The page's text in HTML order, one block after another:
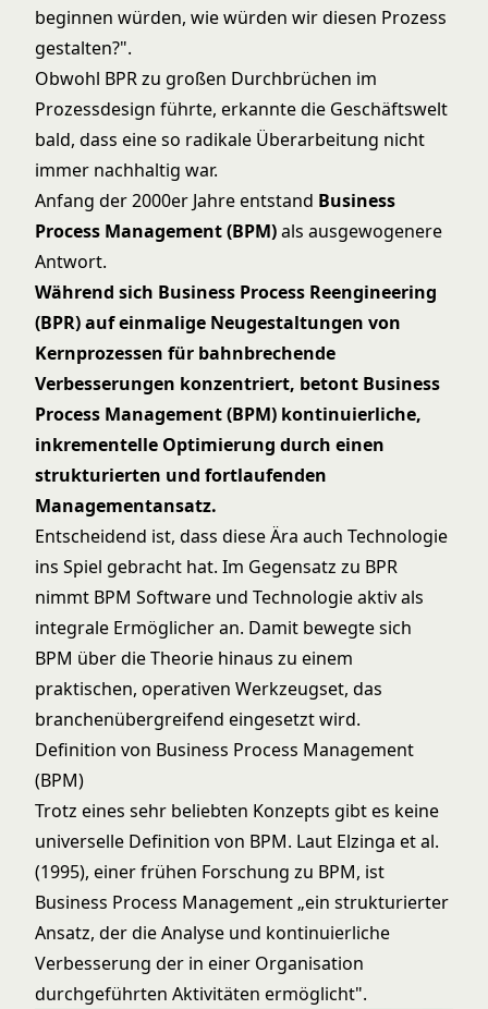
beginnen würden, wie würden wir diesen Prozess
gestalten?".
Obwohl BPR zu großen Durchbrüchen im
Prozessdesign führte, erkannte die Geschäftswelt
bald, dass eine so radikale Überarbeitung nicht
immer nachhaltig war.
Anfang der 2000er Jahre entstand Business
Process Management (BPM)als ausgewogenere
Antwort.
Während sich Business Process Reengineering
(BPR) auf einmalige Neugestaltungen von
Kernprozessen für bahnbrechende
Verbesserungen konzentriert, betont Business
Process Management (BPM) kontinuierliche,
inkrementelle Optimierung durch einen
strukturierten und fortlaufenden
Managementansatz.
Entscheidend ist, dass diese Ära auch Technologie
ins Spiel gebracht hat. Im Gegensatz zu BPR
nimmt BPM Software und Technologie aktiv als
integrale Ermöglicher an. Damit bewegte sich
BPM über die Theorie hinaus zu einem
praktischen, operativen Werkzeugset, das
branchenübergreifend eingesetzt wird.
Definition von Business Process Management
(BPM)
Trotz eines sehr beliebten Konzepts gibt es keine
universelle Definition von BPM. Laut Elzinga et al.
(1995), einer frühen Forschung zu BPM, ist
Business Process Management „ein strukturierter
Ansatz, der die Analyse und kontinuierliche
Verbesserung der in einer Organisation
durchgeführten Aktivitäten ermöglicht".